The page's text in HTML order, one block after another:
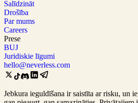
Salīdzināt
Drošība
Par mums
Careers
Prese
BUJ
Juridiskie līgumi
hello@neverless.com
Jebkura ieguldīšana ir saistīta ar risku, un